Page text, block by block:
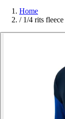
Home
/ 1/4 rits